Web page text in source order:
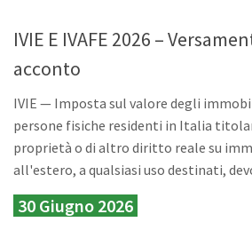
IVIE E IVAFE 2026 –
acconto
IVIE — Imposta sul valore degli
persone fisiche residenti in Italia
proprietà o di altro diritto reale su
all'estero, a qualsiasi uso destinati,
30 Giugno 2026